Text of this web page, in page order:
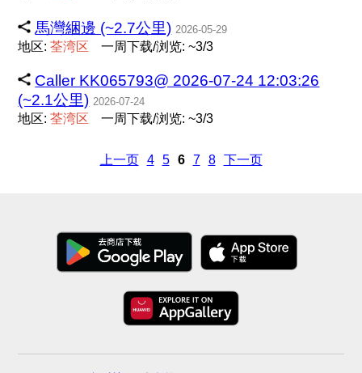
馬灣綑邊 (~2.7公里) 2026-05-29
地区:荃湾区 一周下载/浏览: ~3/3
Caller KK065793@ 2026-07-24 12:03:26
(~2.1公里) 2026-07-24
地区:荃湾区 一周下载/浏览: ~3/3
上一页 4 5 6 7 8 下一页